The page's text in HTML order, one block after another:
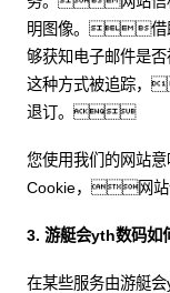
明图像。借
够获知电子邮件是
这种方式被追踪，
退订。
您使用我们的网站
Cookie，网
3. 游艇会yth数码如
在某些服务由游艇